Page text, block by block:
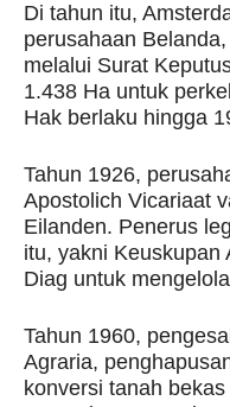
Di tahun itu,
perusahaan
melalui Surat
1.438 Ha untuk
Hak berlaku hingga
Tahun 1926,
Apostolich Vicariaat
Eilanden. Penerus
itu, yakni Keuskupan
Diag untuk
Tahun 1960,
Agraria,
konversi tanah